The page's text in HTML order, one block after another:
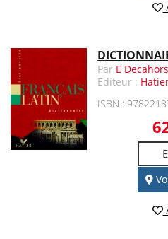
Par E Decahors
Editeur :
ISBN :